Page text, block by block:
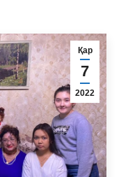
Қар
7
2022